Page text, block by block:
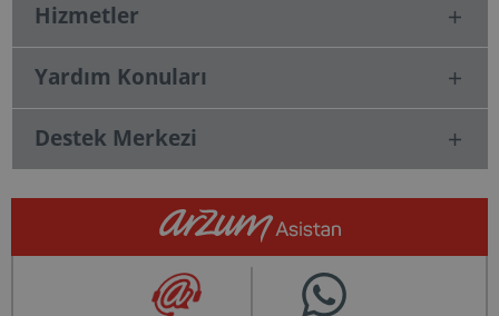
Hizmetler
Yardım Konuları
Destek Merkezi